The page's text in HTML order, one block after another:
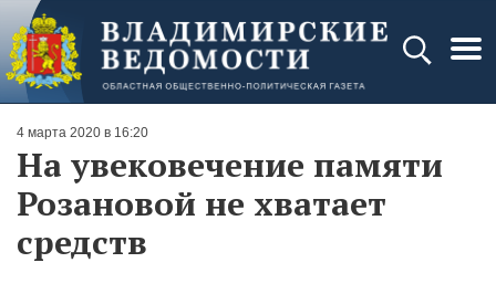
4 марта 2020 в 16:20
На увековечение памяти
Розановой не хватает
средств